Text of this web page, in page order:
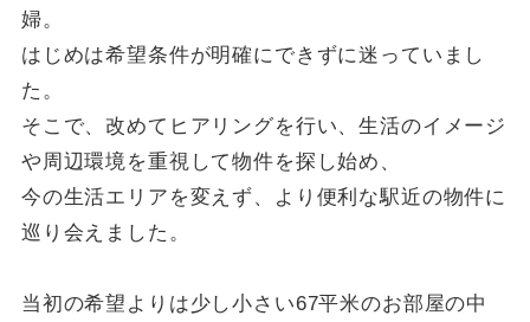
婦。
はじめは希望条件が明確にできずに迷っていまし
た。
そこで、改めてヒアリングを行い、生活のイメージ
や周辺環境を重視して物件を探し始め、
今の生活エリアを変えず、より便利な駅近の物件に
巡り会えました。
当初の希望よりは少し小さい67平米のお部屋の中